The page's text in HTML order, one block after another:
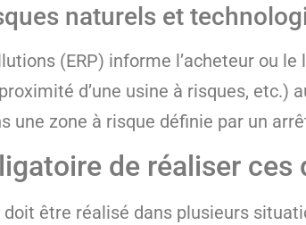
naturels et
(ERP) informe l’acheteur ou
d’une usine à risques,
une zone à risque définie par un
de réaliser ces
doit être réalisé dans plusieurs